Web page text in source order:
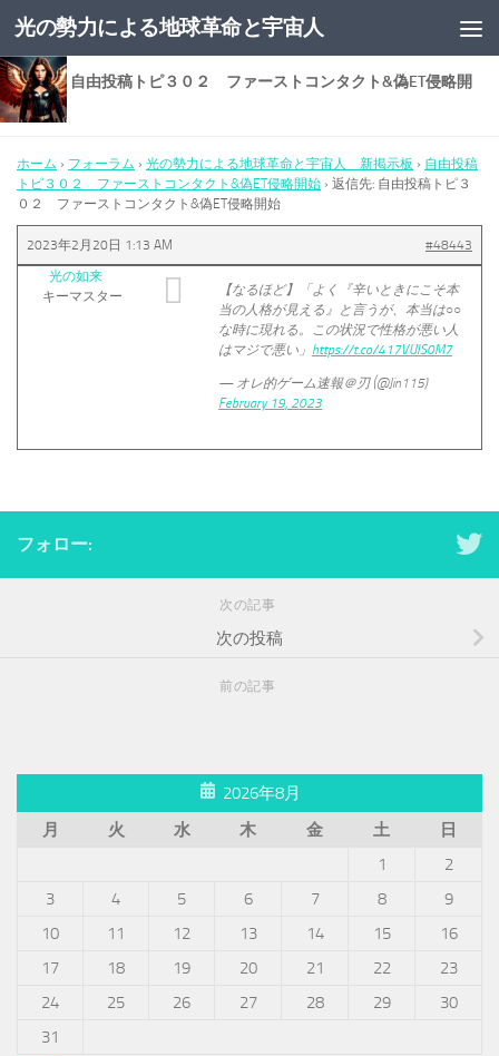
コンテンツへスキップ
光の勢力による地球革命と宇宙人
返信先: 自由投稿トピ３０２ ファーストコンタクト&偽ET侵略開
始
ホーム › フォーラム › 光の勢力による地球革命と宇宙人 新掲示板 › 自由投稿
トピ３０２ ファーストコンタクト&偽ET侵略開始 › 返信先: 自由投稿トピ３
０２ ファーストコンタクト&偽ET侵略開始
2023年2月20日 1:13 AM
#48443
光の如来
キーマスター
【なるほど】「よく『辛いときにこそ本
当の人格が見える』と言うが、本当は○○
な時に現れる。この状況で性格が悪い人
はマジで悪い」 https://t.co/417VUIS0M7
— オレ的ゲーム速報＠刃 (@Jin115)
February 19, 2023
フォロー:
次の記事
次の投稿
前の記事
2026年8月
月
火 水 木 金 土
日
1
2
3
4 5 6 7 8
9
10
11 12 13 14 15
16
17
18 19 20 21 22
23
24
25 26 27 28 29
30
31